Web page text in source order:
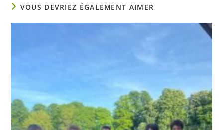
VOUS DEVRIEZ ÉGALEMENT AIMER